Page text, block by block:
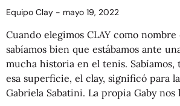
Equipo Clay mayo 19, 2022
Cuando elegimos CLAY como
sabíamos bien que estábamos ante
mucha historia en el tenis. Sabíamos,
esa superficie, el clay, significó para
Gabriela Sabatini. La propia Gaby nos